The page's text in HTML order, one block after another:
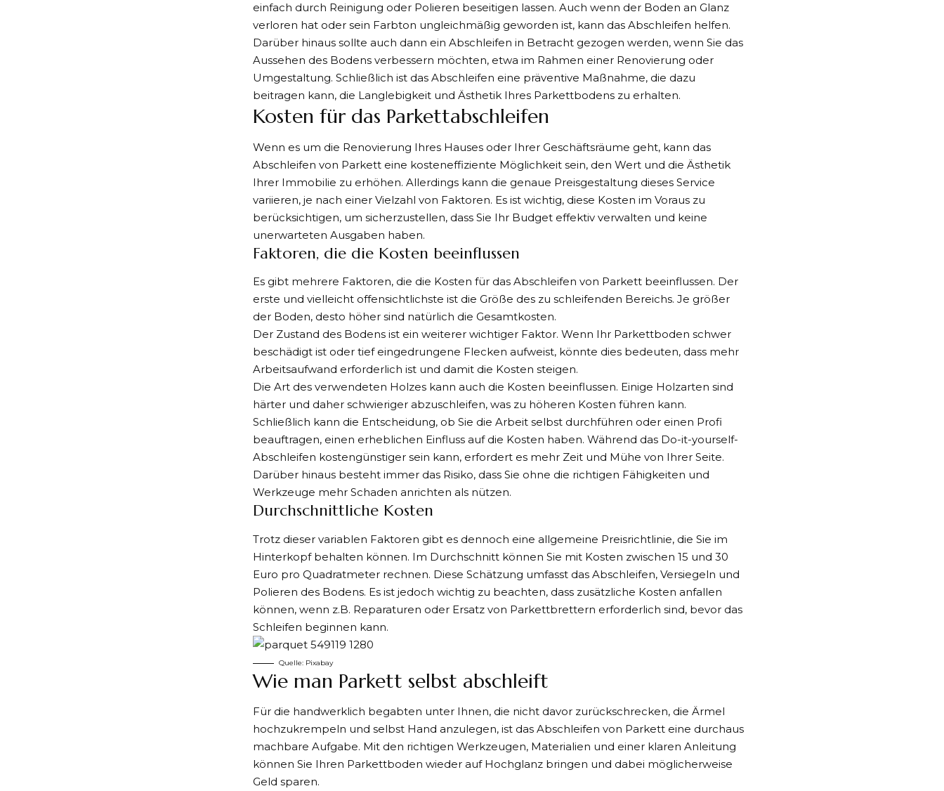
einfach durch Reinigung oder Polieren beseitigen lassen. Auch wenn der Boden an Glanz
verloren hat oder sein Farbton ungleichmäßig geworden ist, kann das Abschleifen helfen.
Darüber hinaus sollte auch dann ein Abschleifen in Betracht gezogen werden, wenn Sie das
Aussehen des Bodens verbessern möchten, etwa im Rahmen einer Renovierung oder
Umgestaltung. Schließlich ist das Abschleifen eine präventive Maßnahme, die dazu
beitragen kann, die Langlebigkeit und Ästhetik Ihres Parkettbodens zu erhalten.
Kosten für das Parkettabschleifen
Wenn es um die Renovierung Ihres Hauses oder Ihrer Geschäftsräume geht, kann das
Abschleifen von Parkett eine kosteneffiziente Möglichkeit sein, den Wert und die Ästhetik
Ihrer Immobilie zu erhöhen. Allerdings kann die genaue Preisgestaltung dieses Service
variieren, je nach einer Vielzahl von Faktoren. Es ist wichtig, diese Kosten im Voraus zu
berücksichtigen, um sicherzustellen, dass Sie Ihr Budget effektiv verwalten und keine
unerwarteten Ausgaben haben.
Faktoren, die die Kosten beeinflussen
Es gibt mehrere Faktoren, die die Kosten für das Abschleifen von Parkett beeinflussen. Der
erste und vielleicht offensichtlichste ist die Größe des zu schleifenden Bereichs. Je größer
der Boden, desto höher sind natürlich die Gesamtkosten.
Der Zustand des Bodens ist ein weiterer wichtiger Faktor. Wenn Ihr Parkettboden schwer
beschädigt ist oder tief eingedrungene Flecken aufweist, könnte dies bedeuten, dass mehr
Arbeitsaufwand erforderlich ist und damit die Kosten steigen.
Die Art des verwendeten Holzes kann auch die Kosten beeinflussen. Einige Holzarten sind
härter und daher schwieriger abzuschleifen, was zu höheren Kosten führen kann.
Schließlich kann die Entscheidung, ob Sie die Arbeit selbst durchführen oder einen Profi
beauftragen, einen erheblichen Einfluss auf die Kosten haben. Während das Do-it-yourself-
Abschleifen kostengünstiger sein kann, erfordert es mehr Zeit und Mühe von Ihrer Seite.
Darüber hinaus besteht immer das Risiko, dass Sie ohne die richtigen Fähigkeiten und
Werkzeuge mehr Schaden anrichten als nützen.
Durchschnittliche Kosten
Trotz dieser variablen Faktoren gibt es dennoch eine allgemeine Preisrichtlinie, die Sie im
Hinterkopf behalten können. Im Durchschnitt können Sie mit Kosten zwischen 15 und 30
Euro pro Quadratmeter rechnen. Diese Schätzung umfasst das Abschleifen, Versiegeln und
Polieren des Bodens. Es ist jedoch wichtig zu beachten, dass zusätzliche Kosten anfallen
können, wenn z.B. Reparaturen oder Ersatz von Parkettbrettern erforderlich sind, bevor das
Schleifen beginnen kann.
Quelle: Pixabay
Wie man Parkett selbst abschleift
Für die handwerklich begabten unter Ihnen, die nicht davor zurückschrecken, die Ärmel
hochzukrempeln und selbst Hand anzulegen, ist das Abschleifen von Parkett eine durchaus
machbare Aufgabe. Mit den richtigen Werkzeugen, Materialien und einer klaren Anleitung
können Sie Ihren Parkettboden wieder auf Hochglanz bringen und dabei möglicherweise
Geld sparen.